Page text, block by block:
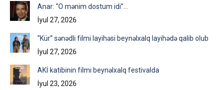
Anar: “O mənim dostum idi”…
İyul 27, 2026
“Kür” sənədli filmi layihəsi beynəlxalq layihədə qalib olub
İyul 27, 2026
AKİ katibinin filmi beynəlxalq festivalda
İyul 23, 2026